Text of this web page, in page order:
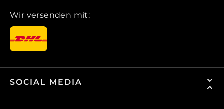
Wir versenden mit:
SOCIAL MEDIA